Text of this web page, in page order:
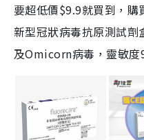
要超低價$9.9就買到，購
新型冠狀病毒抗原測試
及Omicorn病毒，靈敏度